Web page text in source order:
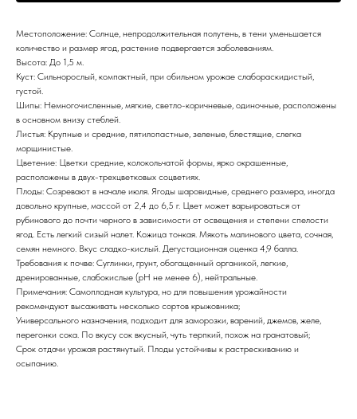
Местоположение: Солнце, непродолжительная полутень, в тени уменьшается
количество и размер ягод, растение подвергается заболеваниям.
Высота: До 1,5 м.
Куст: Сильнорослый, компактный, при обильном урожае слабораскидистый,
густой.
Шипы: Немногочисленные, мягкие, светло-коричневые, одиночные, расположены
в основном внизу стеблей.
Листья: Крупные и средние, пятилопастные, зеленые, блестящие, слегка
морщинистые.
Цветение: Цветки средние, колокольчатой формы, ярко окрашенные,
расположены в двух-трехцветковых соцветиях.
Плоды: Созревают в начале июля. Ягоды шаровидные, среднего размера, иногда
довольно крупные, массой от 2,4 до 6,5 г. Цвет может варьироваться от
рубинового до почти черного в зависимости от освещения и степени спелости
ягод. Есть легкий сизый налет. Кожица тонкая. Мякоть малинового цвета, сочная,
семян немного. Вкус сладко-кислый. Дегустационная оценка 4,9 балла.
Требования к почве: Суглинки, грунт, обогащенный органикой, легкие,
дренированные, слабокислые (рН не менее 6), нейтральные.
Примечания: Самоплодная культура, но для повышения урожайности
рекомендуют высаживать несколько сортов крыжовника;
Универсального назначения, подходит для заморозки, варений, джемов, желе,
перегонки сока. По вкусу сок вкусный, чуть терпкий, похож на гранатовый;
Срок отдачи урожая растянутый. Плоды устойчивы к растрескиванию и
осыпанию.